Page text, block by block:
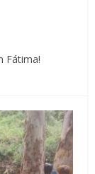
Fátima!